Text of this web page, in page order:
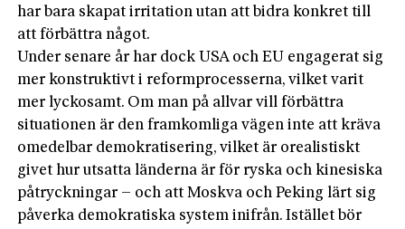
har bara skapat irritation utan att bidra konkret till
att förbättra något.
Under senare år har dock USA och EU engagerat sig
mer konstruktivt i reformprocesserna, vilket varit
mer lyckosamt. Om man på allvar vill förbättra
situationen är den framkomliga vägen inte att kräva
omedelbar demokratisering, vilket är orealistiskt
givet hur utsatta länderna är för ryska och kinesiska
påtryckningar – och att Mos­kva och Peking lärt sig
påverka demokratiska sy­stem inifrån. Istället bör